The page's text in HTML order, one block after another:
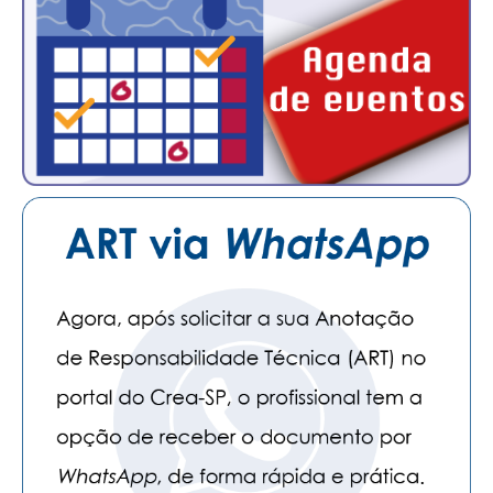
CONTATO
ENGENHEIRO EMPREENDEDOR
SEESP EDUCAÇÃO
PLATAFORMAS GRATUITAS
APOSENTADORIA
CONVÊNIOS
PLANO DE SAÚDE
SEESPPREV